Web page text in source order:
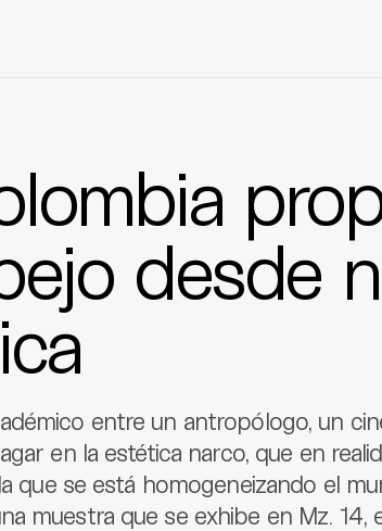
desde
entre un antropólogo, un
en la estética narco, que en
que se está homogeneizando el
muestra que se exhibe en Mz. 14,